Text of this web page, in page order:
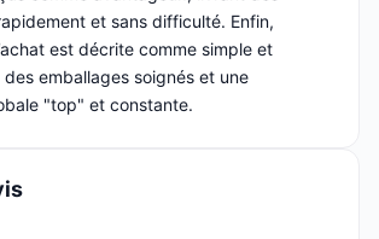
et sans difficulté. Enfin,
est décrite comme simple et
emballages soignés et une
"top" et constante.